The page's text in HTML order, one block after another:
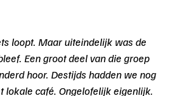
loopt. Maar uiteindelijk was de
Een groot deel van die groep
hoor. Destijds hadden we nog
lokale café. Ongelofelijk eigenlijk.